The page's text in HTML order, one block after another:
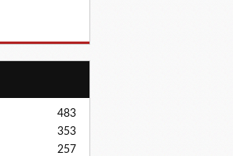
483
353
257